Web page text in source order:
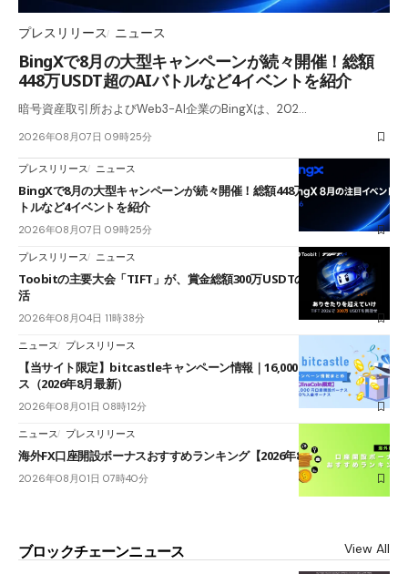
プレスリリース ニュース
BingXで8月の大型キャンペーンが続々開催！総額
448万USDT超のAIバトルなど4イベントを紹介
暗号資産取引所およびWeb3-AI企業のBingXは、202…
2026年08月07日 09時25分
プレスリリース ニュース
BingXで8月の大型キャンペーンが続々開催！総額448万USDT超のAIバ
トルなど4イベントを紹介
2026年08月07日 09時25分
プレスリリース ニュース
Toobitの主要大会「TIFT」が、賞金総額300万USDTのレースとして復
活
2026年08月04日 11時38分
ニュース プレスリリース
【当サイト限定】bitcastleキャンペーン情報｜16,000円口座開設ボーナ
ス（2026年8月最新）
2026年08月01日 08時12分
ニュース プレスリリース
海外FX口座開設ボーナスおすすめランキング【2026年8月最新】
2026年08月01日 07時40分
ブロックチェーンニュース View All